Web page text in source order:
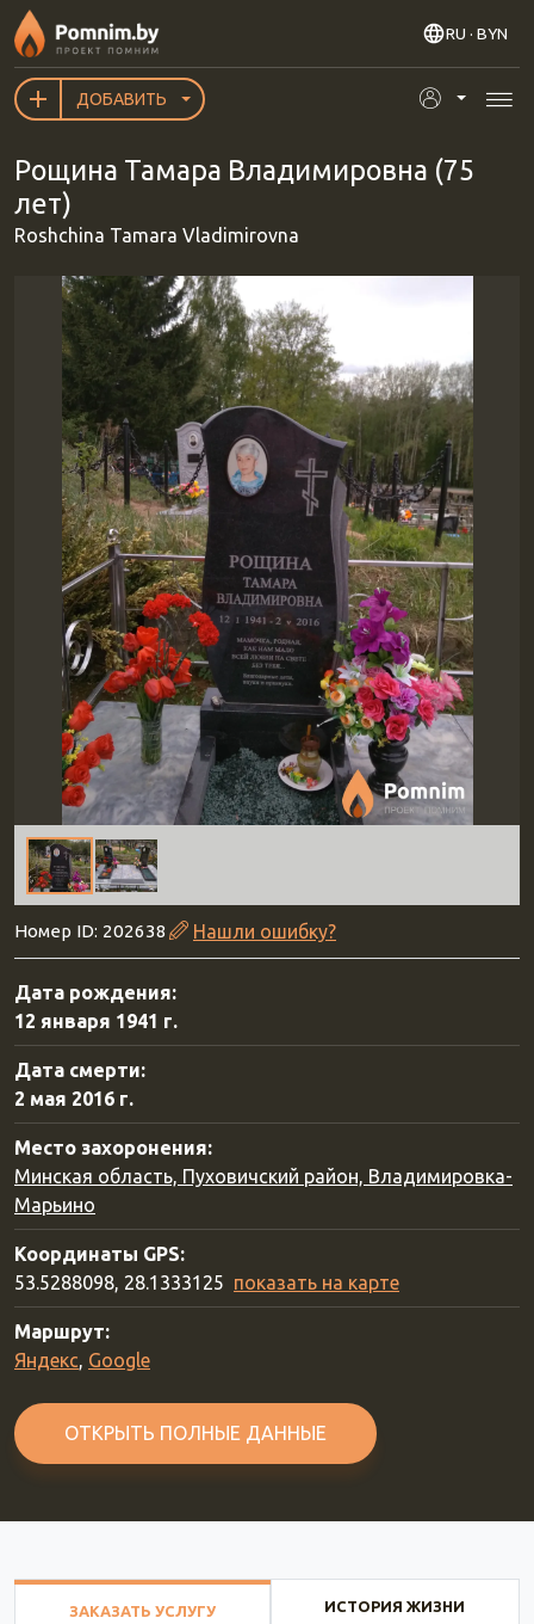
Перейти к основному содержанию
RU · BYN
ДОБАВИТЬ
Рощина Тамара Владимировна (75
лет)
Roshchina Tamara Vladimirovna
Номер ID: 202638 Нашли ошибку?
Дата рождения:
12 января 1941 г.
Дата смерти:
2 мая 2016 г.
Место захоронения:
Минская область, Пуховичский район, Владимировка-
Марьино
Координаты GPS:
53.5288098, 28.1333125 показать на карте
Маршрут:
Яндекс, Google
ОТКРЫТЬ ПОЛНЫЕ ДАННЫЕ
ЗАКАЗАТЬ УСЛУГУ ИСТОРИЯ ЖИЗНИ